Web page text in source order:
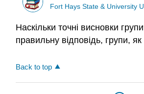
Fort Hays State & University
Наскільки точні висновки
правильну відповідь, групи,
Back to top